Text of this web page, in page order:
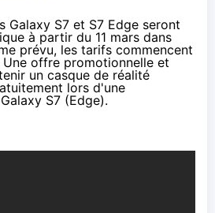
Galaxy S7 et S7 Edge seront
à partir du 11 mars dans
prévu, les tarifs commencent
offre promotionnelle et
un casque de réalité
lors d'une
S7 (Edge).